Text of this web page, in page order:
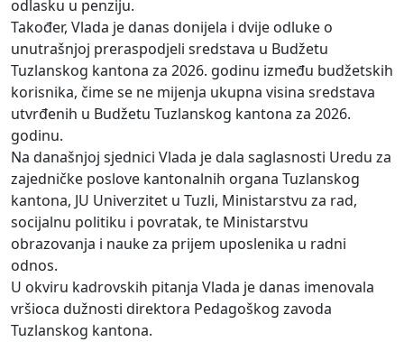
odlasku u penziju.
Također, Vlada je danas donijela i dvije odluke o
unutrašnjoj preraspodjeli sredstava u Budžetu
Tuzlanskog kantona za 2026. godinu između budžetskih
korisnika, čime se ne mijenja ukupna visina sredstava
utvrđenih u Budžetu Tuzlanskog kantona za 2026.
godinu.
Na današnjoj sjednici Vlada je dala saglasnosti Uredu za
zajedničke poslove kantonalnih organa Tuzlanskog
kantona, JU Univerzitet u Tuzli, Ministarstvu za rad,
socijalnu politiku i povratak, te Ministarstvu
obrazovanja i nauke za prijem uposlenika u radni
odnos.
U okviru kadrovskih pitanja Vlada je danas imenovala
vršioca dužnosti direktora Pedagoškog zavoda
Tuzlanskog kantona.